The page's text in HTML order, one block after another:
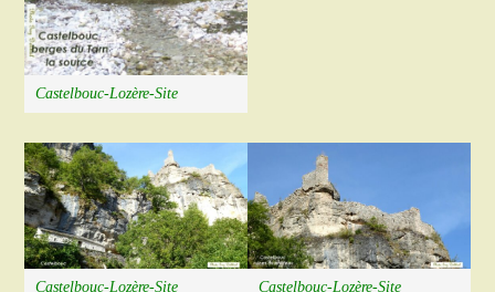
Castelbouc-Lozère-Site
Castelbouc-Lozère-Site Castelbouc-Lozère-Site